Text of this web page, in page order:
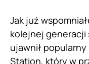
Jak już
kolejnej generacji
ujawnił
Station, który w